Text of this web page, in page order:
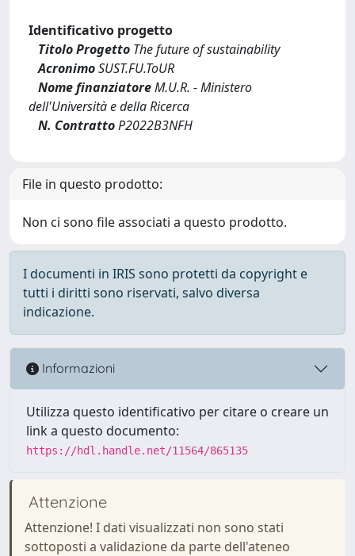
Identificativo progetto
Titolo Progetto The future of sustainability
AcronimoSUST.FU.ToUR
Nome finanziatoreM.U.R. - Ministero
dell'Università e della Ricerca
N. ContrattoP2022B3NFH
File in questo prodotto:
Non ci sono file associati a questo prodotto.
I documenti in IRIS sono protetti da copyright e
tutti i diritti sono riservati, salvo diversa
indicazione.
Informazioni
Utilizza questo identificativo per citare o creare un
link a questo documento:
https://hdl.handle.net/11564/865135
Attenzione
Attenzione! I dati visualizzati non sono stati
sottoposti a validazione da parte dell'ateneo